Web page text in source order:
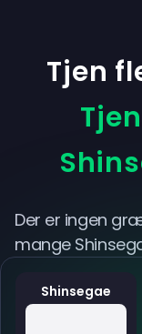
Shinsegae
Tjen
Der er ingen
mange